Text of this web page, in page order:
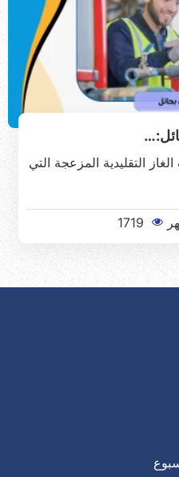
التقليدية المزعجة التي
1719